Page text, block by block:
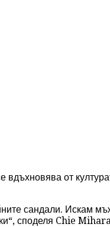
от
сандали. Искам
споделя Chie